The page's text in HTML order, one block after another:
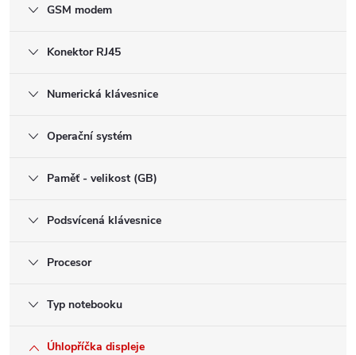
GSM modem
Konektor RJ45
Numerická klávesnice
Operační systém
Paměť - velikost (GB)
Podsvícená klávesnice
Procesor
Typ notebooku
Úhlopříčka displeje